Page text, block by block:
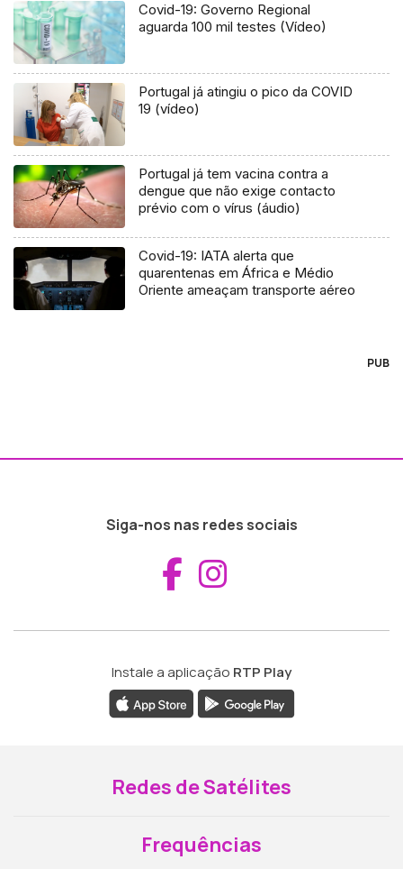
Covid-19: Governo Regional
aguarda 100 mil testes (Vídeo)
Portugal já atingiu o pico da COVID
19 (vídeo)
Portugal já tem vacina contra a
dengue que não exige contacto
prévio com o vírus (áudio)
Covid-19: IATA alerta que
quarentenas em África e Médio
Oriente ameaçam transporte aéreo
PUB
Siga-nos nas redes sociais
Aceder ao
Instale a aplicação RTP Play
Redes de Satélites
Frequências